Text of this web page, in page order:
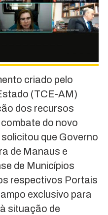
criado pelo
(TCE-AM)
dos recursos
do novo
que Governo
de Manaus e
de Municípios
respectivos Portais
exclusivo para
situação de